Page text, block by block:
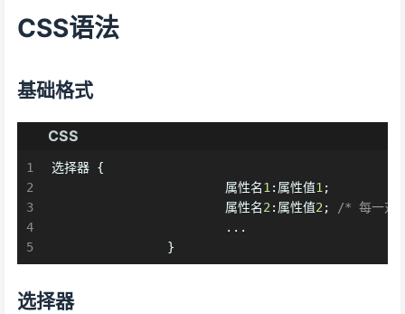
CSS语法
基础格式
CSS
1
2
3
4
5
选择器 {
			属性名
1 :属性值1 ;
			属性名
2 :属性值2 ;
/* 每一对
			...
		}
选择器